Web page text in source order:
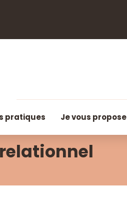
pratiques Je vous propose